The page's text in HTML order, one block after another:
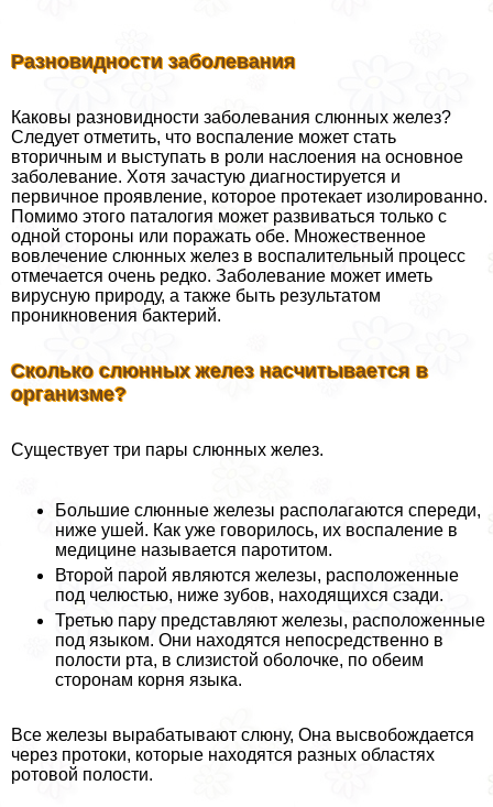
Разновидности заболевания
Каковы разновидности заболевания слюнных желез?
Следует отметить, что воспаление может стать
вторичным и выступать в роли наслоения на основное
заболевание. Хотя зачастую диагностируется и
первичное проявление, которое протекает изолированно.
Помимо этого паталогия может развиваться только с
одной стороны или поражать обе. Множественное
вовлечение слюнных желез в воспалительный процесс
отмечается очень редко. Заболевание может иметь
вирусную природу, а также быть результатом
проникновения бактерий.
Сколько слюнных желез насчитывается в
организме?
Существует три пары слюнных желез.
Большие слюнные железы располагаются спереди,
ниже ушей. Как уже говорилось, их воспаление в
медицине называется паротитом.
Второй парой являются железы, расположенные
под челюстью, ниже зубов, находящихся сзади.
Третью пару представляют железы, расположенные
под языком. Они находятся непосредственно в
полости рта, в слизистой оболочке, по обеим
сторонам корня языка.
Все железы выpaбатывают слюну, Она высвобождается
через протоки, которые находятся разных областях
ротовой полости.